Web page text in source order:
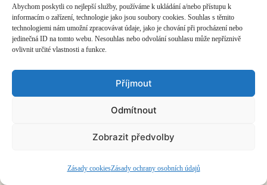
Abychom poskytli co nejlepší služby, používáme k ukládání a/nebo přístupu k
informacím o zařízení, technologie jako jsou soubory cookies. Souhlas s těmito
technologiemi nám umožní zpracovávat údaje, jako je chování při procházení nebo
jedinečná ID na tomto webu. Nesouhlas nebo odvolání souhlasu může nepříznivě
ovlivnit určité vlastnosti a funkce.
Příjmout
Odmítnout
Zobrazit předvolby
Zásady cookiesZásady ochrany osobních údajů
ČASOPIS O JINÉ HUDBĚ | vydává Hudební informační středisko|
založeno 2001 | Kontaktujte nás:info@hisvoice.cz
©2026 HISvoice – design a admin